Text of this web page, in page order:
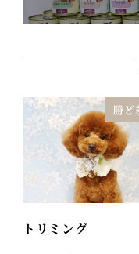
勝ど
トリミング